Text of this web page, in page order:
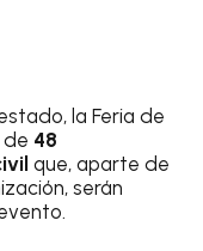
la Feria de
de 48
que, aparte de
serán